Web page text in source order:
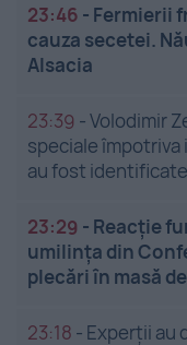
23:46 - Fermierii
cauza secetei.
Alsacia
23:39 -Volodimir
speciale
au fost identificate
23:29 - Reacție
umilința din
plecări în masă
23:18 - Experții au